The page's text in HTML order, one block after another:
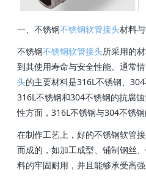
一、不锈钢不锈钢软管接头材料
不锈钢不锈钢软管接头所采用的
到其使用寿命与安全性能。通常
头的主要材料是316L不锈钢、
316L不锈钢和304不锈钢的抗腐
性方面，316L不锈钢与304不锈
在制作工艺上，好的不锈钢软管
而成的，如加工成型、铺制钢丝
料的牢固耐用，并且能够承受高强